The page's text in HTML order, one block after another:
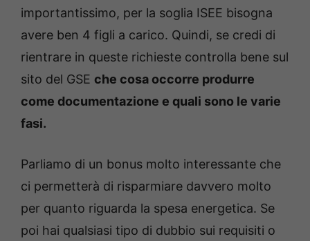
importantissimo, per la soglia ISEE bisogna
avere ben 4 figli a carico. Quindi, se credi di
rientrare in queste richieste controlla bene sul
sito del GSE che cosa occorre produrre
come documentazione e quali sono le varie
fasi.
Parliamo di un bonus molto interessante che
ci permetterà di risparmiare davvero molto
per quanto riguarda la spesa energetica. Se
poi hai qualsiasi tipo di dubbio sui requisiti o